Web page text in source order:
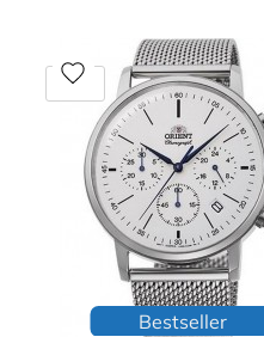
Bestseller
favorite